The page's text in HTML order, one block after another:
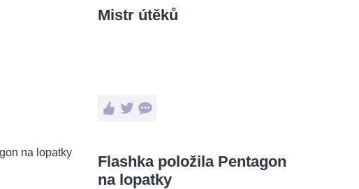
Mistr útěků
Flashka položila Pentagon
na lopatky